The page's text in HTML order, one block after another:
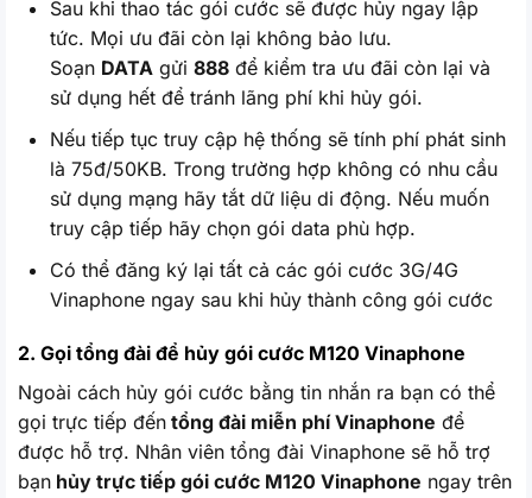
Sau khi thao tác gói cước sẽ được hủy ngay lập
tức. Mọi ưu đãi còn lại không bảo lưu.
Soạn DATA gửi888 để kiểm tra ưu đãi còn lại và
sử dụng hết để tránh lãng phí khi hủy gói.
Nếu tiếp tục truy cập hệ thống sẽ tính phí phát sinh
là 75đ/50KB. Trong trường hợp không có nhu cầu
sử dụng mạng hãy tắt dữ liệu di động. Nếu muốn
truy cập tiếp hãy chọn gói data phù hợp.
Có thể đăng ký lại tất cả các gói cước 3G/4G
Vinaphone ngay sau khi hủy thành công gói cước
2. Gọi tổng đài để hủy gói cước M120 Vinaphone
Ngoài cách hủy gói cước bằng tin nhắn ra bạn có thể
gọi trực tiếp đến tổng đài miễn phí Vinaphone để
được hỗ trợ. Nhân viên tổng đài Vinaphone sẽ hỗ trợ
bạn hủy trực tiếp gói cước M120 Vinaphone ngay trên